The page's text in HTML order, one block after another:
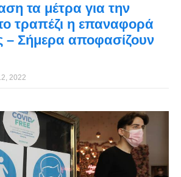
τα μέτρα για την
τραπέζι η επαναφορά
– Σήμερα αποφασίζουν
2022